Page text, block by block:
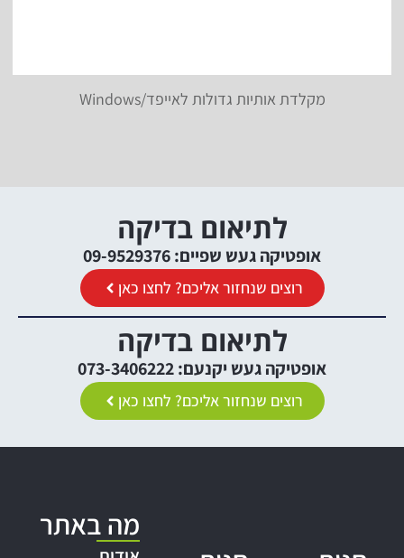
מקלדת אותיות גדולות לאייפד/Windows
לתיאום בדיקה
אופטיקה געש שפיים: 09-9529376
רוצים שנחזור אליכם? לחצו כאן
לתיאום בדיקה
אופטיקה געש יקנעם: 073-3406222
רוצים שנחזור אליכם? לחצו כאן
מה באתר